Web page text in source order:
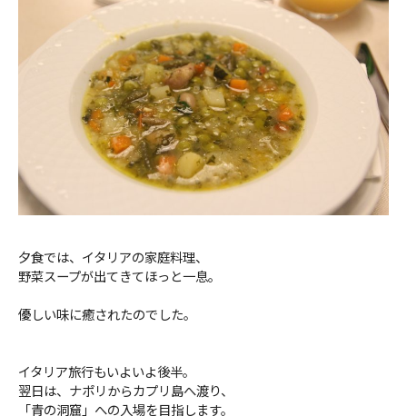
夕食では、イタリアの家庭料理、
野菜スープが出てきてほっと一息。
優しい味に癒されたのでした。
イタリア旅行もいよいよ後半。
翌日は、ナポリからカプリ島へ渡り、
「青の洞窟」への入場を目指します。